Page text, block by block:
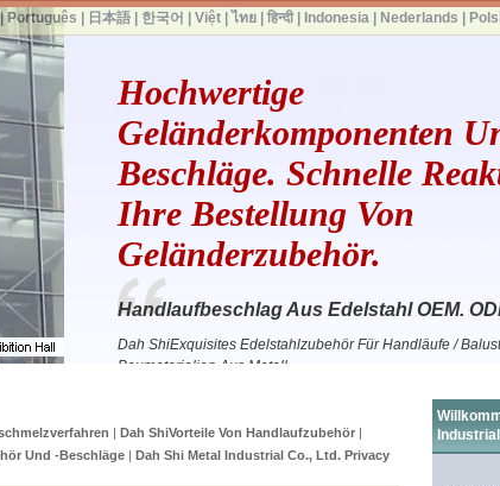
Hochwertige
Geländerkomponenten
Beschläge. Schnelle
Ihre Bestellung Von
Geländerzubehör.
Handlaufbeschlag Aus Edelstahl OEM.
Dah ShiExquisites Edelstahlzubehör Für Handläufe /
Baumaterialien Aus Metall
Dah ShiVorteile Von Handlaufzubehör
Und -beschläge | Dah Shi Metal Industrial Co., Ltd. Privacy
| Português 日本語| 한국어 Việt| ไทย| हिन्दी| Indonesia| Nederlands